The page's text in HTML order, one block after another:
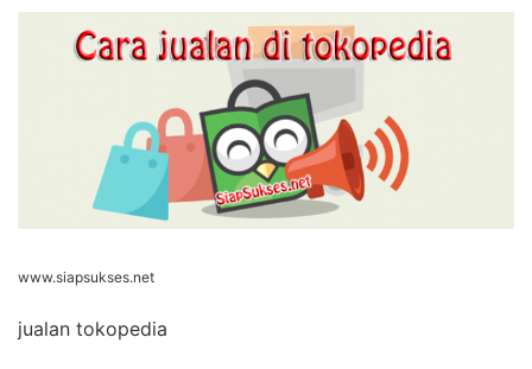
www.siapsukses.net
jualan tokopedia